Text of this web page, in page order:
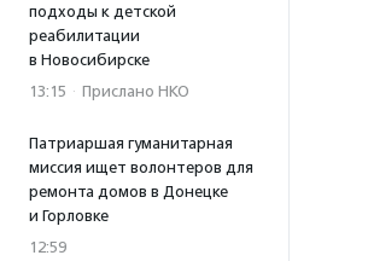
подходы к детской
реабилитации
в Новосибирске
13:15 · Прислано НКО
Патриаршая гуманитарная
миссия ищет волонтеров для
ремонта домов в Донецке
и Горловке
12:59